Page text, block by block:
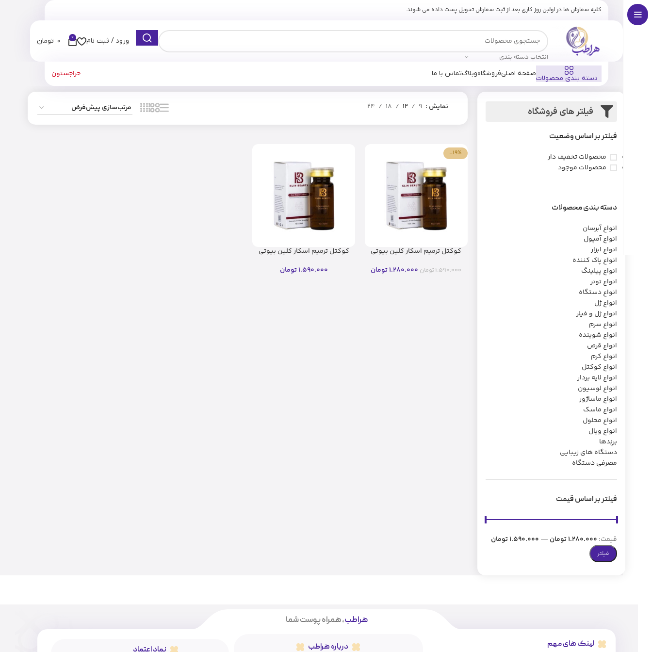
کلیه سفارش ها در اولبن روز کاری بعد از ثبت سفارش تحویل پست داده می شوند.
انتخاب دسته بندی
ورود / ثبت نام 0
0 تومان
دسته بندی محصولات
صفحه اصلیفروشگاهوبلاگتماس با ما حراجستون
فیلتر های فروشگاه
فیلتر بر اساس وضعیت
محصولات تخفیف دار
محصولات موجود
دسته بندی محصولات
انواع آبرسان
انواع آمپول
انواع ابزار
انواع پاک کننده
انواع پیلینگ
انواع تونر
انواع دستگاه
انواع ژل
انواع ژل و فیلر
انواع سرم
انواع شوینده
انواع قرص
انواع کرم
انواع کوکتل
انواع لایه بردار
انواع لوسیون
انواع ماساژور
انواع ماسک
انواع محلول
انواع ویال
برندها
دستگاه های زیبایی
مصرفی دستگاه
فیلتر بر اساس قیمت
فیلتر
قیمت: 1.280.000 تومان — 1.590.000 تومان
نمایش 9
12
18
24
-19%
کوکتل ترمیم اسکار کلین بیوتی
1.590.000تومان 1.280.000تومان
کوکتل ترمیم اسکار کلین بیوتی
1.590.000 تومان
هراطب، همراه پوست شما
لینک های مهم درباره هراطب